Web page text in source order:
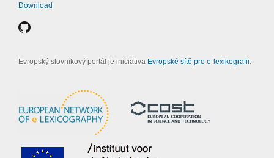
Download
Evropský slovníkový portál je iniciativa Evropské sítě pro e-lexikografii.